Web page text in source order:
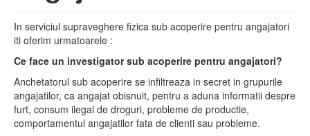
In serviciul supraveghere fizica sub acoperire pentru angajatori
iti oferim urmatoarele :
Ce face un investigator sub acoperire pentru angajatori?
Anchetatorul sub acoperire se infiltreaza in secret in grupurile
angajatilor, ca angajat obisnuit, pentru a aduna informatii despre
furt, consum ilegal de droguri, probleme de productie,
comportamentul angajatilor fata de clienti sau probleme.